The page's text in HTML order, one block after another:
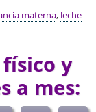
materna, leche
y
a mes: